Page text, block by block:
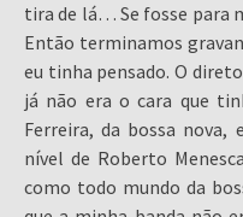
tira de lá… Se fosse para
Então terminamos
eu tinha pensado. O
já não era o cara que
Ferreira, da bossa
nível de Roberto
como todo mundo da